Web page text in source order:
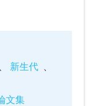
新生代
文集